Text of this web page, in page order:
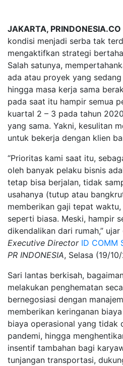
JAKARTA,
kondisi menjadi serba tak
mengaktifkan strategi
Salah satunya,
ada atau proyek yang
hingga masa kerja sama
pada saat itu hampir semua
kuartal 2 – 3 pada tahun
yang sama. Yakni, kesulitan
untuk bekerja dengan klien
“Prioritas kami saat itu,
oleh banyak pelaku bisnis
tetap bisa berjalan, tidak
usahanya (tutup atau
memberikan gaji tepat
seperti biasa. Meski, hampir
dikendalikan dari rumah,” ujar
Executive Director ID COMM
PR INDONESIA, Selasa (19/
Sari lantas berkisah,
melakukan penghematan
bernegosiasi dengan
memberikan keringanan
biaya operasional yang tidak
pandemi, hingga
insentif tambahan bagi
tunjangan transportasi,